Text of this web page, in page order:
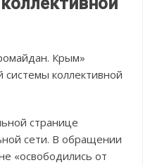
Крым»
коллективной
странице
сети. В обращении
«освободились от